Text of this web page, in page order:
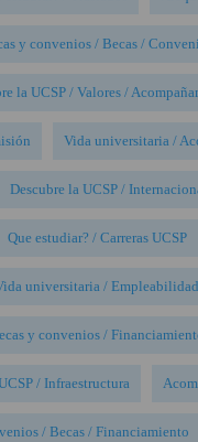
y convenios / Becas /
la UCSP / Valores /
Vida universitaria /
Descubre la UCSP /
Que estudiar? / Carreras UCSP
universitaria / Empleabilidad
y convenios /
/ Infraestructura
/ Becas / Financiamiento